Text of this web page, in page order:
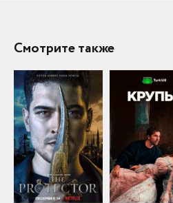
Смотрите также